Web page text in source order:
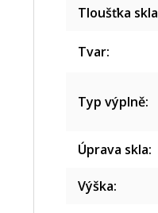
Tloušťka skla
Tvar:
Typ výplně:
Úprava skla:
Výška: